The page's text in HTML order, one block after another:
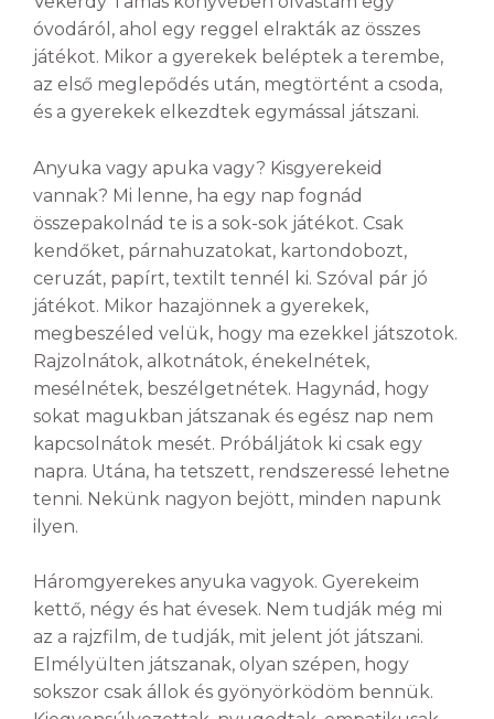
óvodáról, ahol egy reggel elrakták az összes
játékot. Mikor a gyerekek beléptek a terembe,
az első meglepődés után, megtörtént a csoda,
és a gyerekek elkezdtek egymással játszani.
Anyuka vagy apuka vagy? Kisgyerekeid
vannak? Mi lenne, ha egy nap fognád
összepakolnád te is a sok-sok játékot. Csak
kendőket, párnahuzatokat, kartondobozt,
ceruzát, papírt, textilt tennél ki. Szóval pár jó
játékot. Mikor hazajönnek a gyerekek,
megbeszéled velük, hogy ma ezekkel játszotok.
Rajzolnátok, alkotnátok, énekelnétek,
mesélnétek, beszélgetnétek. Hagynád, hogy
sokat magukban játszanak és egész nap nem
kapcsolnátok mesét. Próbáljátok ki csak egy
napra. Utána, ha tetszett, rendszeressé lehetne
tenni. Nekünk nagyon bejött, minden napunk
ilyen.
Háromgyerekes anyuka vagyok. Gyerekeim
kettő, négy és hat évesek. Nem tudják még mi
az a rajzfilm, de tudják, mit jelent jót játszani.
Elmélyülten játszanak, olyan szépen, hogy
sokszor csak állok és gyönyörködöm bennük.